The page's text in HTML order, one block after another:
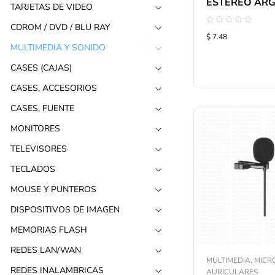
TARJETAS DE VIDEO
CDROM / DVD / BLU RAY
MULTIMEDIA Y SONIDO
CASES (CAJAS)
CASES, ACCESORIOS
CASES, FUENTE
MONITORES
TELEVISORES
TECLADOS
MOUSE Y PUNTEROS
DISPOSITIVOS DE IMAGEN
MEMORIAS FLASH
REDES LAN/WAN
REDES INALAMBRICAS
con
$ 7.48
MULTIMEDIA,
AURICULARES